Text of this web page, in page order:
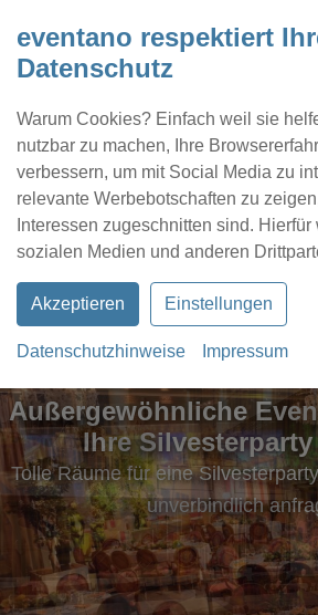
eventano respektiert
Datenschutz
Warum Cookies? Einfach weil sie
nutzbar zu machen, Ihre
verbessern, um mit Social Media zu
relevante Werbebotschaften zu
Interessen zugeschnitten sind.
sozialen Medien und anderen
Akzeptieren Einstellungen
Datenschutzhinweise Impressum
Kontakt Location
Außergewöhnliche
Ihre
Tolle Räume für eine
unverbindlich